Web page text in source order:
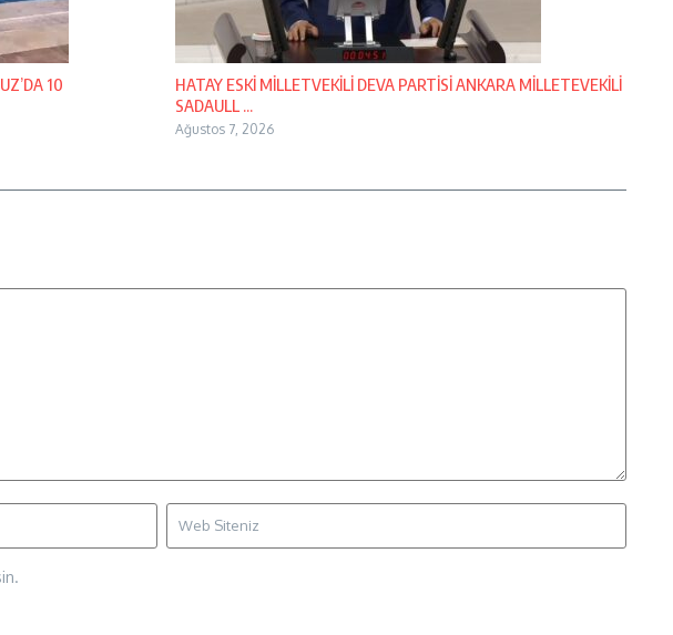
10
HATAY ESKİ MİLLETVEKİLİ DEVA PARTİSİ ANKARA MİLLETEVEKİLİ
SADAULL ...
Ağustos 7, 2026